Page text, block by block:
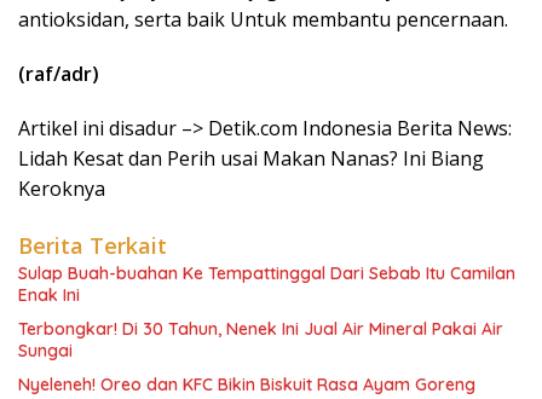
antioksidan, serta baik Untuk membantu pencernaan.
(raf/adr)
Artikel ini disadur –> Detik.com Indonesia Berita News:
Lidah Kesat dan Perih usai Makan Nanas? Ini Biang
Keroknya
Berita Terkait
Sulap Buah-buahan Ke Tempattinggal Dari Sebab Itu Camilan
Enak Ini
Terbongkar! Di 30 Tahun, Nenek Ini Jual Air Mineral Pakai Air
Sungai
Nyeleneh! Oreo dan KFC Bikin Biskuit Rasa Ayam Goreng